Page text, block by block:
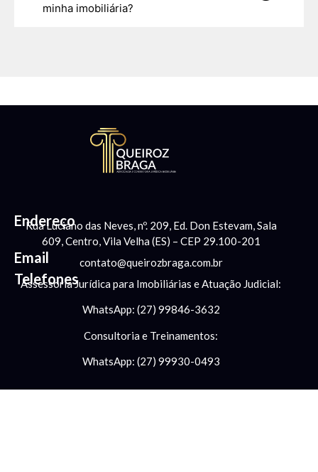
minha imobiliária?
Endereço
Rua Luciano das Neves, nº. 209, Ed. Don Estevam, Sala
609, Centro, Vila Velha (ES) – CEP 29.100-201
Email contato@queirozbraga.com.br
Telefones
Assessoria Jurídica para Imobiliárias e Atuação Judicial:
WhatsApp: (27) 99846-3632
Consultoria e Treinamentos:
WhatsApp: (27) 99930-0493